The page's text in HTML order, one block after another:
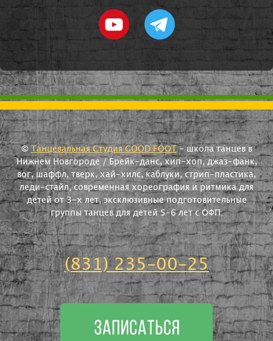
© Танцевальная Студия GOOD FOOT- школа танцев в
Нижнем Новгороде / Брейк-данс, хип-хоп, джаз-фанк,
вог, шаффл, тверк, хай-хилс, каблуки, стрип-пластика,
леди-стайл, современная хореография и ритмика для
детей от 3-х лет, эксклюзивные подготовительные
группы танцев для детей 5-6 лет с ОФП.
(831) 235-00-25